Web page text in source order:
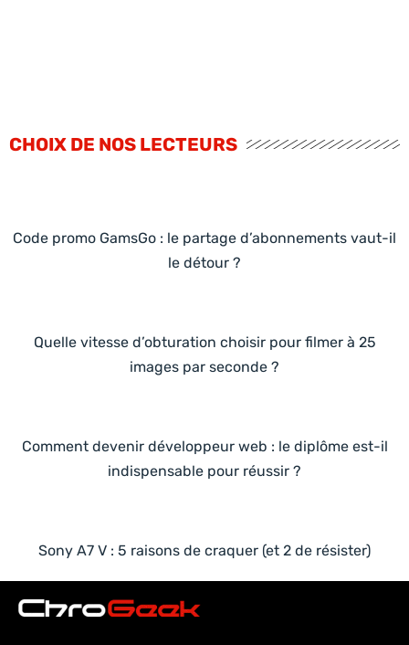
CHOIX DE NOS LECTEURS
Code promo GamsGo : le partage d’abonnements vaut-il
le détour ?
Quelle vitesse d’obturation choisir pour filmer à 25
images par seconde ?
Comment devenir développeur web : le diplôme est-il
indispensable pour réussir ?
Sony A7 V : 5 raisons de craquer (et 2 de résister)